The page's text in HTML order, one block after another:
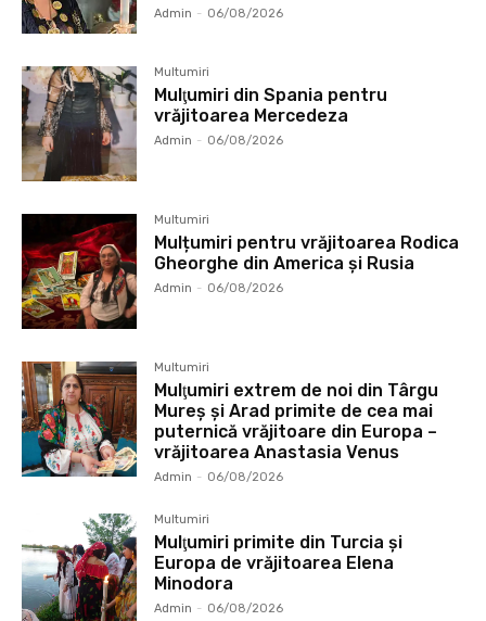
Admin - 06/08/2026
Multumiri
Mulţumiri din Spania pentru
vrăjitoarea Mercedeza
Admin - 06/08/2026
Multumiri
Mulțumiri pentru vrăjitoarea Rodica
Gheorghe din America și Rusia
Admin - 06/08/2026
Multumiri
Mulţumiri extrem de noi din Târgu
Mureș și Arad primite de cea mai
puternică vrăjitoare din Europa –
vrăjitoarea Anastasia Venus
Admin - 06/08/2026
Multumiri
Mulţumiri primite din Turcia și
Europa de vrăjitoarea Elena
Minodora
Admin - 06/08/2026